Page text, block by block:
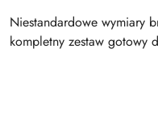
Niestandardowe wymiary
kompletny zestaw gotowy